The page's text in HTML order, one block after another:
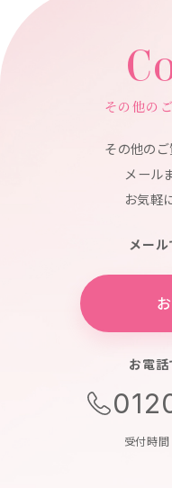
その他の
その他の
メール
お気軽
メー
お電
受付時